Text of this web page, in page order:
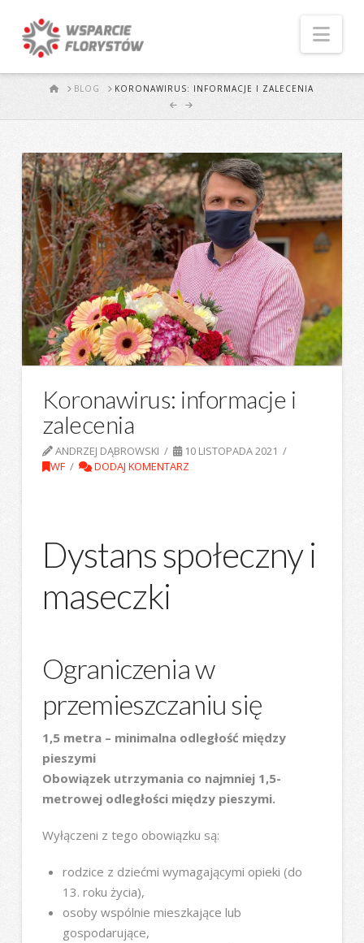
STARTBLOG KORONAWIRUS: INFORMACJE I ZALECENIA
Koronawirus: informacje i
zalecenia
ANDRZEJ DĄBROWSKI
10 LISTOPADA 2021
WF
DODAJ KOMENTARZ
Dystans społeczny i
maseczki
Ograniczenia w
przemieszczaniu się
1,5 metra – minimalna odległość między
pieszymi
Obowiązek utrzymania co najmniej 1,5-
metrowej odległości między pieszymi.
Wyłączeni z tego obowiązku są:
rodzice z dziećmi wymagającymi opieki (do
13. roku życia),
osoby wspólnie mieszkające lub
gospodarujące,